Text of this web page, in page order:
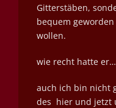
Gitterstäben,
bequem
wollen.
wie recht hatte er…
auch ich bin nicht
des hier und jetzt